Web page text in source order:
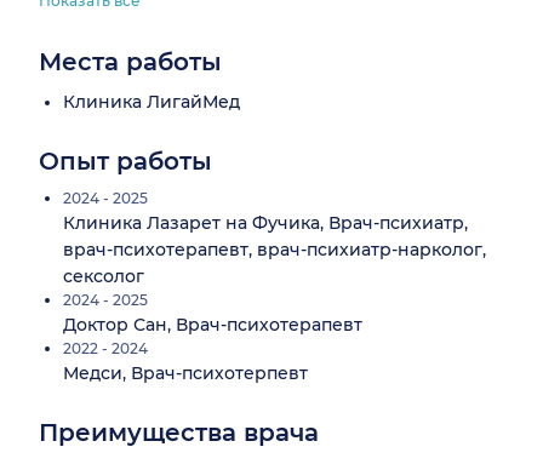
Места работы
Клиника ЛигайМед
Опыт работы
2024 - 2025
Клиника Лазарет на Фучика, Врач-психиатр,
врач-психотерапевт, врач-психиатр-нарколог,
сексолог
2024 - 2025
Доктор Сан, Врач-психотерапевт
2022 - 2024
Медси, Врач-психотерпевт
Преимущества врача